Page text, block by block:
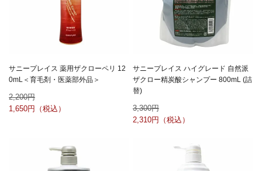
サニープレイス 薬用ザクローペリ 12
0mL＜育毛剤・医薬部外品＞
2,200
1,650
サニープレイス ハイグレード 自然派
ザクロー精炭酸シャンプー 800mL (詰
替)
3,300
2,310